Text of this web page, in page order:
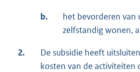
b.
het bevorderen van
zelfstandig wonen,
2.
De subsidie heeft
kosten van de activiteiten